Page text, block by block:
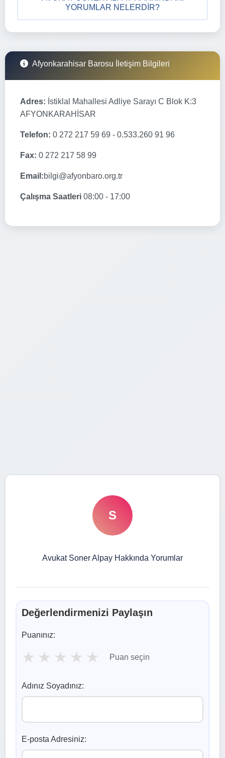
YORUMLAR NELERDIR?
Afyonkarahisar Barosu İletişim Bilgileri
Adres: İstiklal Mahallesi Adliye Sarayı C Blok K:3
AFYONKARAHİSAR
Telefon: 0 272 217 59 69 - 0.533.260 91 96
Fax: 0 272 217 58 99
Email:bilgi@afyonbaro.org.tr
Çalışma Saatleri 08:00 - 17:00
S
Avukat Soner Alpay Hakkında Yorumlar
Değerlendirmenizi Paylaşın
Puanınız:
★ ★ ★ ★ ★ Puan seçin
Adınız Soyadınız:
E-posta Adresiniz: